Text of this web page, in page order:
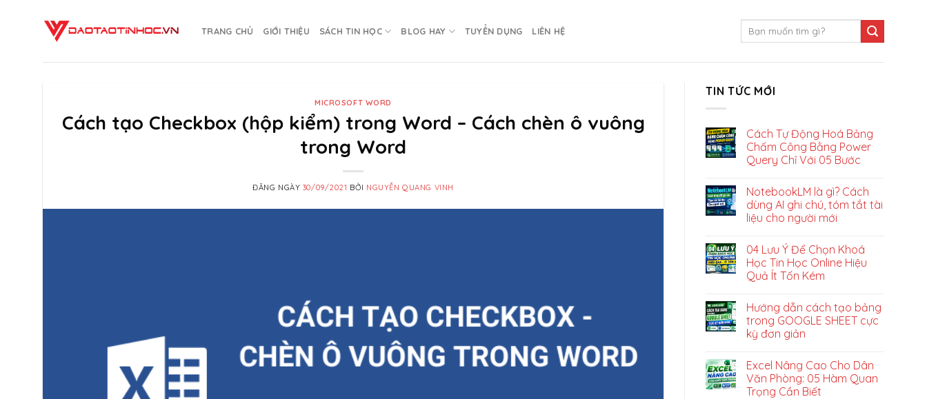
TRANG CHỦ GIỚI THIỆU SÁCH TIN HỌC BLOG HAY TUYỂN DỤNG LIÊN HỆ
MICROSOFT WORD
Cách tạo Checkbox (hộp kiểm) trong Word – Cách chèn ô vuông
trong Word
ĐĂNG NGÀY 30/09/2021 BỞI NGUYỄN QUANG VINH
TIN TỨC MỚI
Cách Tự Động Hoá Bảng
Chấm Công Bằng Power
Query Chỉ Với 05 Bước
NotebookLM là gì? Cách
dùng AI ghi chú, tóm tắt tài
liệu cho người mới
04 Lưu Ý Để Chọn Khoá
Học Tin Học Online Hiệu
Quả Ít Tốn Kém
Hướng dẫn cách tạo bảng
trong GOOGLE SHEET cực
kỳ đơn giản
Excel Nâng Cao Cho Dân
Văn Phòng: 05 Hàm Quan
Trọng Cần Biết